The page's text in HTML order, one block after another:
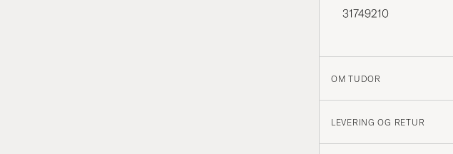
31749210
OM TUDOR
LEVERING OG RETUR